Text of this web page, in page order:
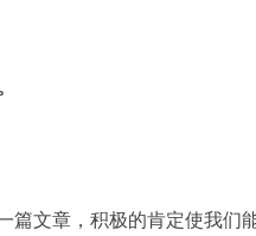
篇文章，积极的肯定使我们